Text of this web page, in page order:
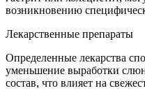
возникновению
Лекарственные препараты
Определенные лекарства
уменьшение выработки
состав, что влияет на